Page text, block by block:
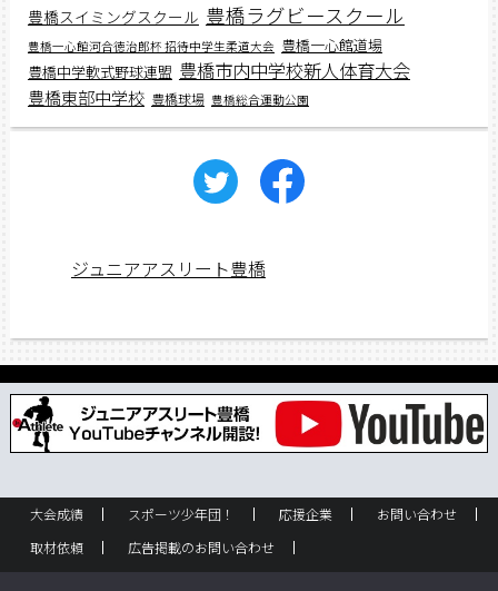
豊橋スイミングスクール 豊橋ラグビースクール
豊橋一心館河合徳治郎杯 招待中学生柔道大会 豊橋一心館道場
豊橋中学軟式野球連盟 豊橋市内中学校新人体育大会
豊橋東部中学校 豊橋球場 豊橋総合運動公園
ジュニアアスリート豊橋
大会成績 スポーツ少年団！ 応援企業
お問い合わせ
取材依頼
広告掲載のお問い合わせ